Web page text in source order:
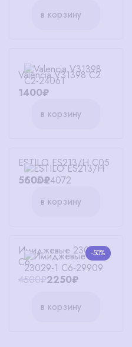
в корзину
Valencia V31398 C2
1400₽
в корзину
ESTILO ES213/H C05
5600₽
в корзину
-50%
Имиджевые 23029-1
C6
4500₽2250₽
в корзину